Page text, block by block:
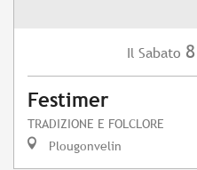
Il Sabato 8
Festimer
TRADIZIONE E FOLCLORE
Plougonvelin